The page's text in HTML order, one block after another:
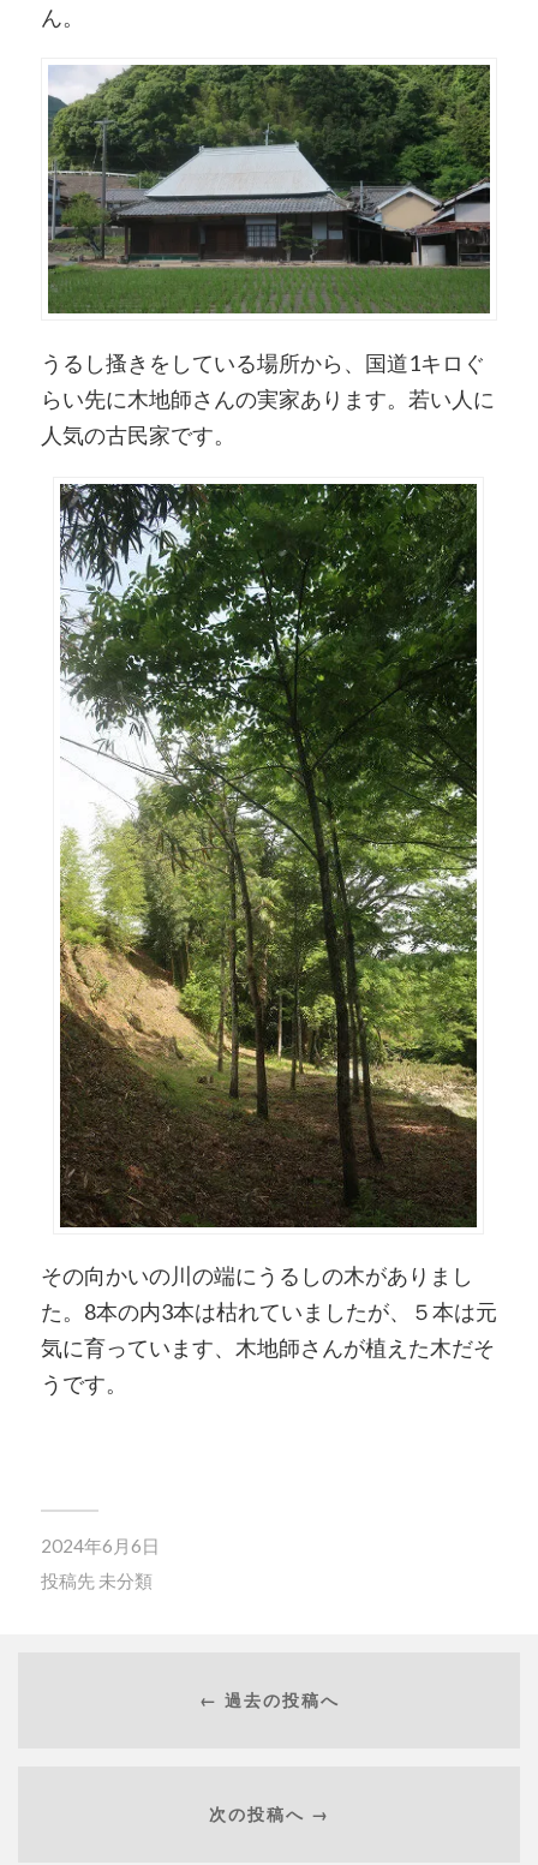
ん。
うるし搔きをしている場所から、国道1キロぐ
らい先に木地師さんの実家あります。若い人に
人気の古民家です。
その向かいの川の端にうるしの木がありまし
た。8本の内3本は枯れていましたが、５本は元
気に育っています、木地師さんが植えた木だそ
うです。
2024年6月6日
投稿先 未分類
← 過去の投稿へ
次の投稿へ →